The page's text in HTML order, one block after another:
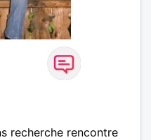
recherche rencontre